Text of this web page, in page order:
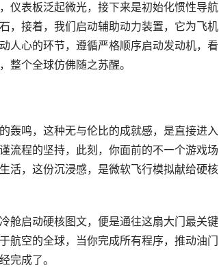
仪表板泛起微光，接下来是初始化惯性导航
，接着，我们启动辅助动力装置，它为飞机
人心的环节，遵循严格顺序启动发动机，看
整个全球仿佛随之苏醒。
轰鸣，这种无与伦比的成就感，是直接进入
流程的坚持，此刻，你面前的不一个游戏场
活，这份沉浸感，是微软飞行模拟献给硬核
舱启动硬核图文，便是通往这扇大门最关键
航空的全球，当你完成所有程序，推动油门
完成了。